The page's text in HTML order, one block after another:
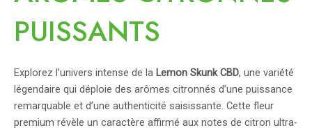
PUISSANTS
Explorez l’univers intense de la Lemon Skunk CBD, une variété
légendaire qui déploie des arômes citronnés d’une puissance
remarquable et d’une authenticité saisissante. Cette fleur
premium révèle un caractère affirmé aux notes de citron ultra-